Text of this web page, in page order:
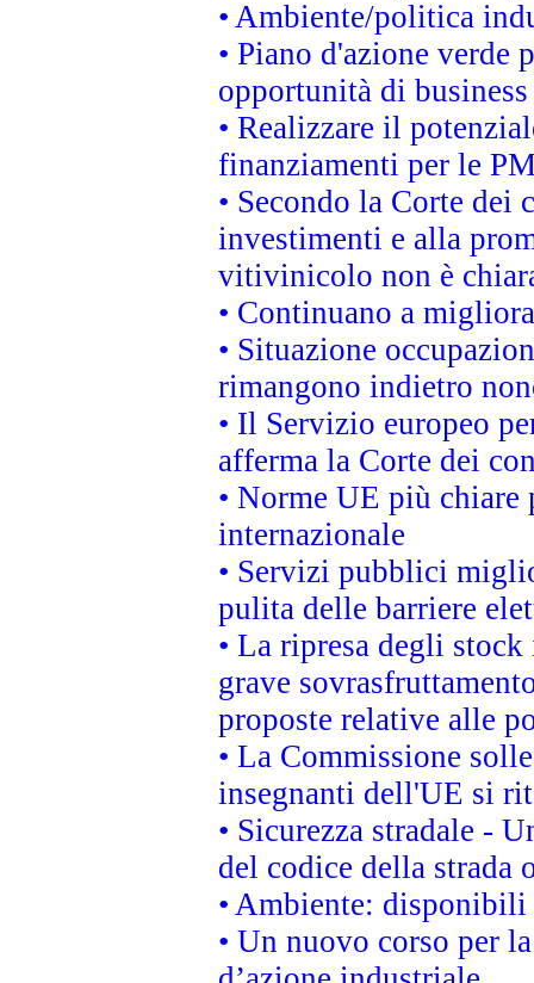
• Ambiente/politica
• Piano d'azione
opportunità di business
• Realizzare il
finanziamenti per le
• Secondo la Corte dei
investimenti e alla
vitivinicolo non è
• Continuano a
• Situazione
rimangono indietro
• Il Servizio europeo
afferma la Corte dei
• Norme UE più
internazionale
• Servizi pubblici
pulita delle barriere
• La ripresa degli
grave
proposte relative alle
• La Commissione
insegnanti dell'UE si
• Sicurezza stradale -
del codice della strada
• Ambiente:
• Un nuovo corso per